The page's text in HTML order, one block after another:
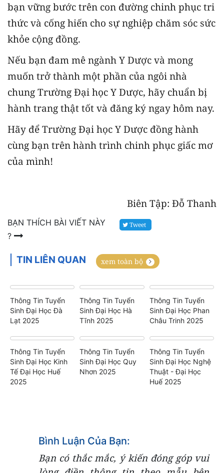
bạn vững bước trên con đường chinh phục tri
thức và cống hiến cho sự nghiệp chăm sóc sức
khỏe cộng đồng.
Nếu bạn đam mê ngành Y Dược và mong
muốn trở thành một phần của ngôi nhà
chung Trường Đại học Y Dược, hãy chuẩn bị
hành trang thật tốt và đăng ký ngay hôm nay.
Hãy để Trường Đại học Y Dược đồng hành
cùng bạn trên hành trình chinh phục giấc mơ
của mình!
Biên Tập: Đỗ Thanh
BẠN THÍCH BÀI VIẾT NÀY
?
Tweet
TIN LIÊN QUAN xem toàn bộ
Thông Tin Tuyển
Sinh Đại Học Đà
Lạt 2025
Thông Tin Tuyển
Sinh Đại Học Hà
Tĩnh 2025
Thông Tin Tuyển
Sinh Đại Học Phan
Châu Trinh 2025
Thông Tin Tuyển
Sinh Đại Học Kinh
Tế Đại Học Huế
2025
Thông Tin Tuyển
Sinh Đại Học Quy
Nhơn 2025
Thông Tin Tuyển
Sinh Đại Học Nghệ
Thuật - Đại Học
Huế 2025
Bình Luận Của Bạn:
Bạn có thắc mắc, ý kiến đóng góp vui